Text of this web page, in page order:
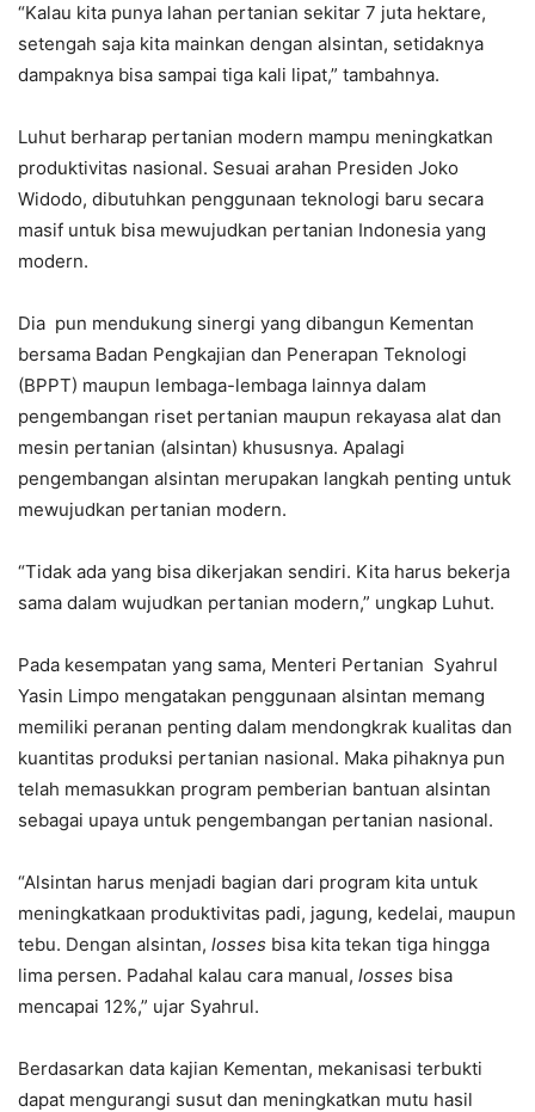
“Kalau kita punya lahan pertanian sekitar 7 juta hektare,
setengah saja kita mainkan dengan alsintan, setidaknya
dampaknya bisa sampai tiga kali lipat,” tambahnya.
Luhut berharap pertanian modern mampu meningkatkan
produktivitas nasional. Sesuai arahan Presiden Joko
Widodo, dibutuhkan penggunaan teknologi baru secara
masif untuk bisa mewujudkan pertanian Indonesia yang
modern.
Dia pun mendukung sinergi yang dibangun Kementan
bersama Badan Pengkajian dan Penerapan Teknologi
(BPPT) maupun lembaga-lembaga lainnya dalam
pengembangan riset pertanian maupun rekayasa alat dan
mesin pertanian (alsintan) khususnya. Apalagi
pengembangan alsintan merupakan langkah penting untuk
mewujudkan pertanian modern.
“Tidak ada yang bisa dikerjakan sendiri. Kita harus bekerja
sama dalam wujudkan pertanian modern,” ungkap Luhut.
Pada kesempatan yang sama, Menteri Pertanian Syahrul
Yasin Limpo mengatakan penggunaan alsintan memang
memiliki peranan penting dalam mendongkrak kualitas dan
kuantitas produksi pertanian nasional. Maka pihaknya pun
telah memasukkan program pemberian bantuan alsintan
sebagai upaya untuk pengembangan pertanian nasional.
“Alsintan harus menjadi bagian dari program kita untuk
meningkatkaan produktivitas padi, jagung, kedelai, maupun
tebu. Dengan alsintan, losses bisa kita tekan tiga hingga
lima persen. Padahal kalau cara manual, losses bisa
mencapai 12%,” ujar Syahrul.
Berdasarkan data kajian Kementan, mekanisasi terbukti
dapat mengurangi susut dan meningkatkan mutu hasil